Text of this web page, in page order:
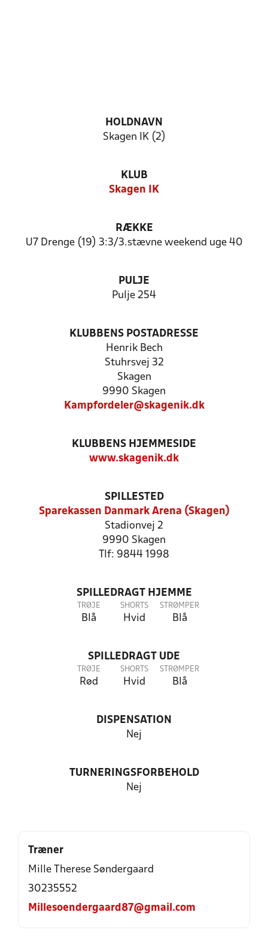
HOLDNAVN
Skagen IK (2)
KLUB
Skagen IK
RÆKKE
U7 Drenge (19) 3:3/3.stævne weekend uge 40
PULJE
Pulje 254
KLUBBENS POSTADRESSE
Henrik Bech
Stuhrsvej 32
Skagen
9990 Skagen
Kampfordeler@skagenik.dk
KLUBBENS HJEMMESIDE
www.skagenik.dk
SPILLESTED
Sparekassen Danmark Arena (Skagen)
Stadionvej 2
9990 Skagen
Tlf: 9844 1998
SPILLEDRAGT HJEMME
TRØJE
Blå
SHORTS
Hvid
STRØMPER
Blå
SPILLEDRAGT UDE
TRØJE
Rød
SHORTS
Hvid
STRØMPER
Blå
DISPENSATION
Nej
TURNERINGSFORBEHOLD
Nej
Træner
Mille Therese Søndergaard
30235552
Millesoendergaard87@gmail.com